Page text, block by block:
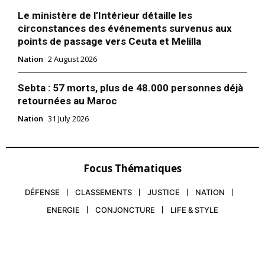
Le ministère de l’Intérieur détaille les
circonstances des événements survenus aux
points de passage vers Ceuta et Melilla
Nation 2 August 2026
Sebta : 57 morts, plus de 48.000 personnes déjà
retournées au Maroc
Nation 31 July 2026
Focus Thématiques
DÉFENSE CLASSEMENTS JUSTICE
NATION
ENERGIE
CONJONCTURE LIFE & STYLE